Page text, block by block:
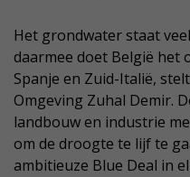
Het grondwater staat
daarmee doet België het
Spanje en Zuid-Italië,
Omgeving Zuhal Demir.
landbouw en industrie
om de droogte te lijf te
ambitieuze Blue Deal in